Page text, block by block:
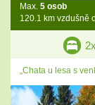
Max. 5 osob
120.1 km vzdušně
2x
„Chata u lesa s